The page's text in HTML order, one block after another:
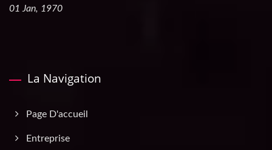
01 Jan, 1970
La Navigation
Page D'accueil
Entreprise